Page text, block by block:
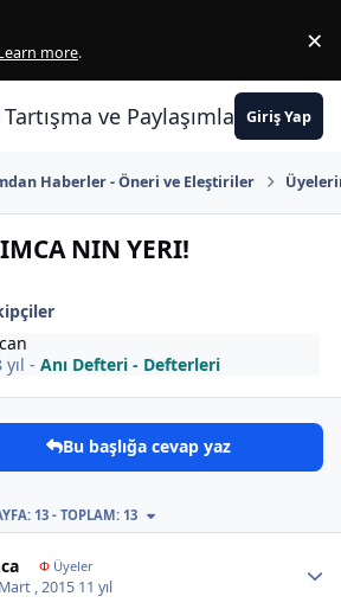
more. ×
Tartışma ve PaylaşımlarınGiriş Yap
Haberler - Öneri ve Eleştiriler
NIN YERI!
yıl -Anı Defteri - Defterleri
Bu başlığa cevap yaz
13 - TOPLAM: 13
ΦÜyeler
, 2015 11 yıl